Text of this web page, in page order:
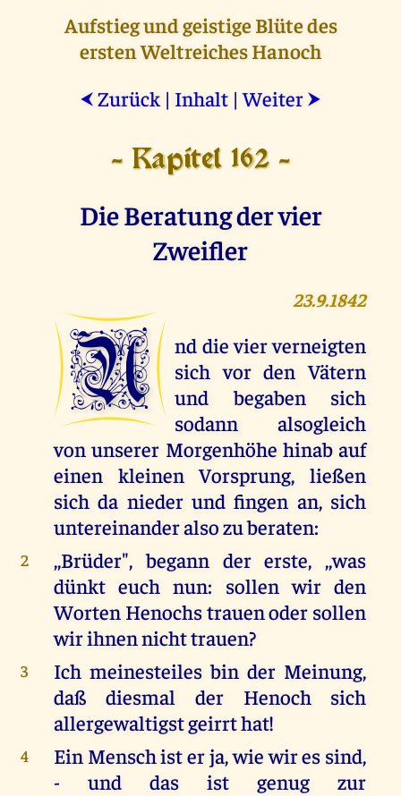
Aufstieg und geistige Blüte des
ersten Weltreiches Hanoch
⮜ Zurück | Inhalt |Weiter ⮞
- Kapitel 162 -
Die Beratung der vier
Zweifler
23.9.1842
U
nd die vier verneigten
sich vor den Vätern
und begaben sich
sodann alsogleich
von unserer Morgenhöhe hinab auf
einen kleinen Vorsprung, ließen
sich da nieder und fingen an, sich
untereinander also zu beraten:
2
,,Brüder", begann der erste, ,,was
dünkt euch nun: sollen wir den
Worten Henochs trauen oder sollen
wir ihnen nicht trauen?
3
Ich meinesteiles bin der Meinung,
daß diesmal der Henoch sich
allergewaltigst geirrt hat!
4
Ein Mensch ist er ja, wie wir es sind,
- und das ist genug zur